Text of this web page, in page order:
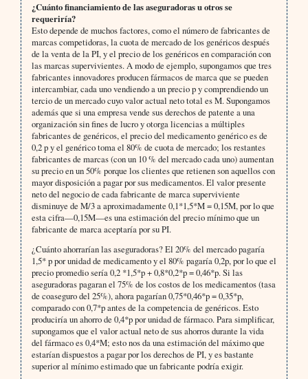
¿Cuánto financiamiento de las aseguradoras u otros se
requeriría?
Esto depende de muchos factores, como el número de fabricantes de
marcas competidoras, la cuota de mercado de los genéricos después
de la venta de la PI, y el precio de los genéricos en comparación con
las marcas supervivientes. A modo de ejemplo, supongamos que tres
fabricantes innovadores producen fármacos de marca que se pueden
intercambiar, cada uno vendiendo a un precio p y comprendiendo un
tercio de un mercado cuyo valor actual neto total es M. Supongamos
además que si una empresa vende sus derechos de patente a una
organización sin fines de lucro y otorga licencias a múltiples
fabricantes de genéricos, el precio del medicamento genérico es de
0,2 p y el genérico toma el 80% de cuota de mercado; los restantes
fabricantes de marcas (con un 10 % del mercado cada uno) aumentan
su precio en un 50% porque los clientes que retienen son aquellos con
mayor disposición a pagar por sus medicamentos. El valor presente
neto del negocio de cada fabricante de marca superviviente
disminuye de M/3 a aproximadamente 0,1*1,5*M = 0,15M, por lo que
esta cifra—0,15M—es una estimación del precio mínimo que un
fabricante de marca aceptaría por su PI.
¿Cuánto ahorrarían las aseguradoras? El 20% del mercado pagaría
1,5* p por unidad de medicamento y el 80% pagaría 0,2p, por lo que el
precio promedio sería 0,2 *1,5*p + 0,8*0,2*p = 0,46*p. Si las
aseguradoras pagaran el 75% de los costos de los medicamentos (tasa
de coaseguro del 25%), ahora pagarían 0,75*0,46*p = 0,35*p,
comparado con 0,7*p antes de la competencia de genéricos. Esto
produciría un ahorro de 0,4*p por unidad de fármaco. Para simplificar,
supongamos que el valor actual neto de sus ahorros durante la vida
del fármaco es 0,4*M; esto nos da una estimación del máximo que
estarían dispuestos a pagar por los derechos de PI, y es bastante
superior al mínimo estimado que un fabricante podría exigir.